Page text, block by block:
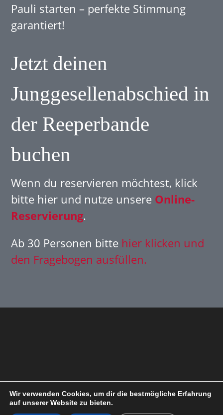
Pauli starten – perfekte Stimmung
garantiert!
Jetzt deinen
Junggesellenabschied in
der Reeperbande
buchen
Wenn du reservieren möchtest, klick
bitte hier und nutze unsere Online-
Reservierung.
Ab 30 Personen bitte hier klicken und
den Fragebogen ausfüllen.
Datenschutzerklärung Impressum
Wir verwenden Cookies, um dir die bestmögliche Erfahrung
auf unserer Website zu bieten.